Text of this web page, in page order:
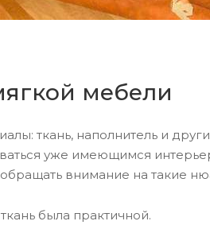
мебели
ткань, наполнитель и
уже имеющимся
внимание на такие
была практичной.